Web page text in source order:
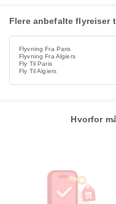
Flere anbefalte flyreiser
Flyvning Fra Paris
Flyvning Fra Algiers
Fly Til Paris
Fly Til Algiers
Hvorfor